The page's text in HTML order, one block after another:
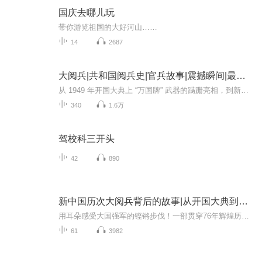
国庆去哪儿玩
带你游览祖国的大好河山……
14 2687
大阅兵|共和国阅兵史|官兵故事|震撼瞬间|最新装备
340 1.6万
驾校科三开头
42 890
新中国历次大阅兵背后的故事|从开国大典到九三阅兵
61 3982